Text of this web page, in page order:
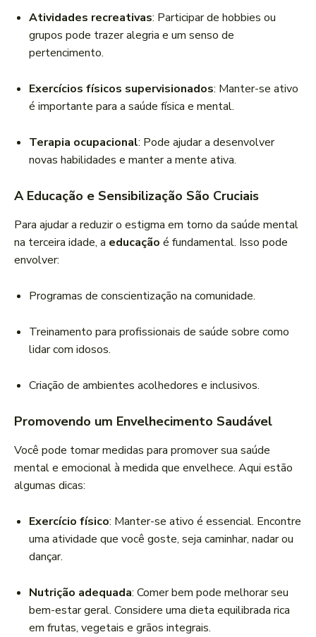
Atividades recreativas: Participar de hobbies ou
grupos pode trazer alegria e um senso de
pertencimento.
Exercícios físicos supervisionados: Manter-se ativo
é importante para a saúde física e mental.
Terapia ocupacional: Pode ajudar a desenvolver
novas habilidades e manter a mente ativa.
A Educação e Sensibilização São Cruciais
Para ajudar a reduzir o estigma em torno da saúde mental
na terceira idade, a educação é fundamental. Isso pode
envolver:
Programas de conscientização na comunidade.
Treinamento para profissionais de saúde sobre como
lidar com idosos.
Criação de ambientes acolhedores e inclusivos.
Promovendo um Envelhecimento Saudável
Você pode tomar medidas para promover sua saúde
mental e emocional à medida que envelhece. Aqui estão
algumas dicas:
Exercício físico: Manter-se ativo é essencial. Encontre
uma atividade que você goste, seja caminhar, nadar ou
dançar.
Nutrição adequada: Comer bem pode melhorar seu
bem-estar geral. Considere uma dieta equilibrada rica
em frutas, vegetais e grãos integrais.